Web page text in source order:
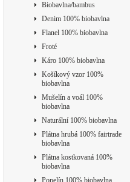
Biobavlna/bambus
Denim 100% biobavlna
Flanel 100% biobavlna
Froté
Káro 100% biobavlna
Košíkový vzor 100%
biobavlna
Mušelín a voál 100%
biobavlna
Naturální 100% biobavlna
Plátna hrubá 100% fairtrade
biobavlna
Plátna kostkovaná 100%
biobavlna
Popelín 100% biobavlna